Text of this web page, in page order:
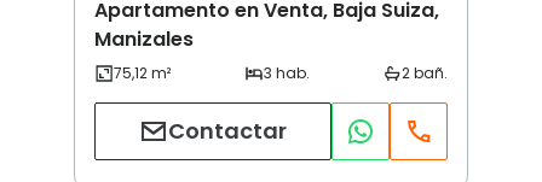
Apartamento en Venta, Baja Suiza,
Manizales
Contactar